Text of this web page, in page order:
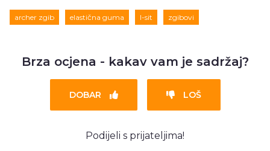
archer zgib elastična guma l-sit zgibovi
Brza ocjena - kakav vam je sadržaj?
DOBAR LOŠ
Podijeli s prijateljima!